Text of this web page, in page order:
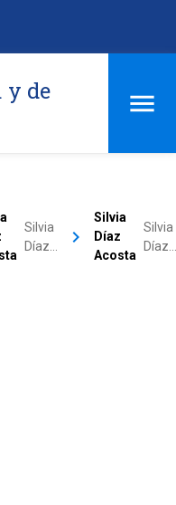
y de
Silvia
Díaz…
keyboard_arrow_right
Silvia
Díaz
Acosta
Silvia
Díaz…